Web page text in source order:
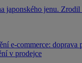
japonského jenu.
e-commerce: doprava
v prodejce